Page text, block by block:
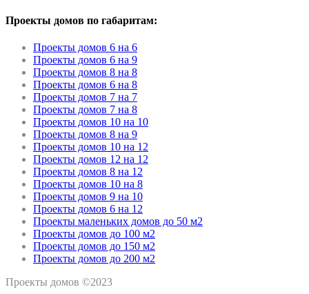
Проекты домов по габаритам:
Проекты домов 6 на 6
Проекты домов 6 на 9
Проекты домов 8 на 8
Проекты домов 6 на 8
Проекты домов 7 на 7
Проекты домов 7 на 8
Проекты домов 10 на 10
Проекты домов 8 на 9
Проекты домов 10 на 12
Проекты домов 12 на 12
Проекты домов 8 на 12
Проекты домов 10 на 8
Проекты домов 9 на 10
Проекты домов 6 на 12
Проекты маленьких домов до 50 м2
Проекты домов до 100 м2
Проекты домов до 150 м2
Проекты домов до 200 м2
Проекты домов ©2023